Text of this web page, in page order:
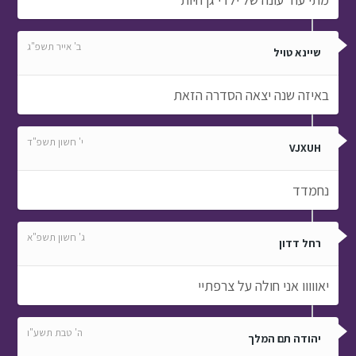
שיינא טויל ב' אייר תשפ"ג
באיזה שנה יצאה הסדרה הזאת
VJXUH י' חשון תשפ"ד
נחמדד
רחל דדון ג' חשון תשפ"א
יאווווו אני חולה על צרפתיי
יהודה תם המלך ה' טבת תשע"ו